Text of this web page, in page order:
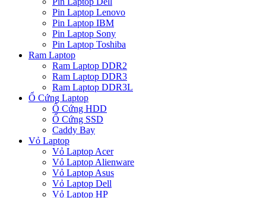
Pin Laptop Lenovo
Pin Laptop IBM
Pin Laptop Sony
Pin Laptop Toshiba
Ram Laptop
Ram Laptop DDR2
Ram Laptop DDR3
Ram Laptop DDR3L
Ổ Cứng Laptop
Ổ Cứng HDD
Ổ Cứng SSD
Caddy Bay
Vỏ Laptop
Vỏ Laptop Acer
Vỏ Laptop Alienware
Vỏ Laptop Asus
Vỏ Laptop Dell
Vỏ Laptop HP